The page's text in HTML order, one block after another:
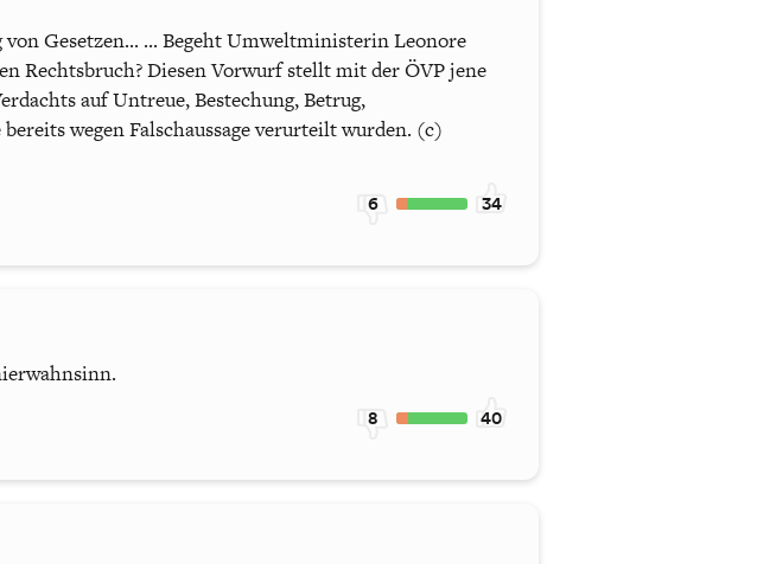
Gesetzen... ... Begeht Umweltministerin Leonore
Rechtsbruch? Diesen Vorwurf stellt mit der ÖVP jene
auf Untreue, Bestechung, Betrug,
wegen Falschaussage verurteilt wurden. (c)
6 34
8 40